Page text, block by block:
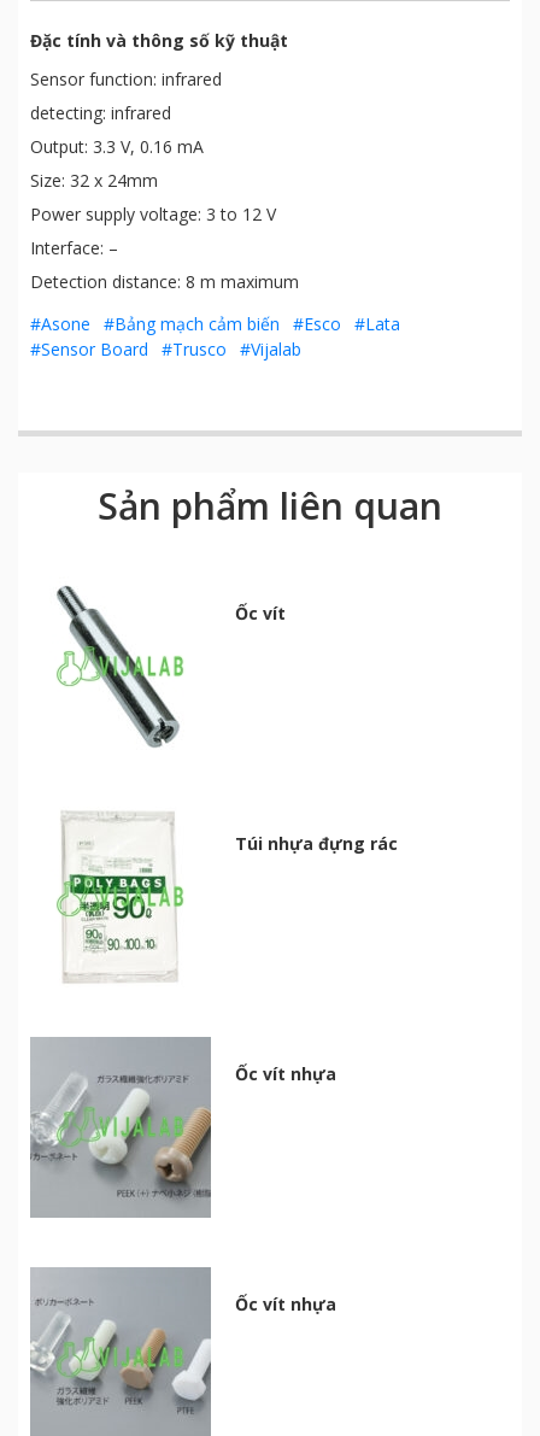
Đặc tính và thông số kỹ thuật
Sensor function: infrared
detecting: infrared
Output: 3.3 V, 0.16 mA
Size: 32 x 24mm
Power supply voltage: 3 to 12 V
Interface: –
Detection distance: 8 m maximum
#Asone
#Bảng mạch cảm biến #Esco
#Lata
#Sensor Board
#Trusco #Vijalab
Sản phẩm liên quan
Ốc vít
Túi nhựa đựng rác
Ốc vít nhựa
Ốc vít nhựa